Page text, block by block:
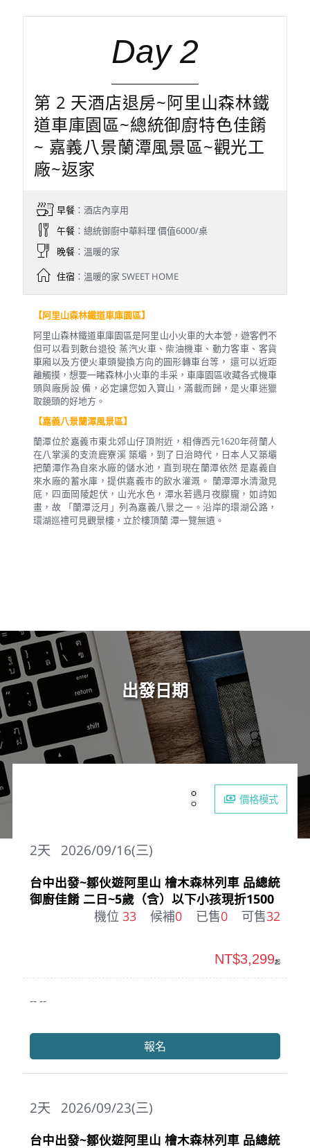
Day 2
第 2 天酒店退房~阿里山森林鐵
道車庫園區~總統御廚特色佳餚
~ 嘉義八景蘭潭風景區~觀光工
廠~返家
早餐：酒店內享用
午餐：總統御廚中華料理 價值6000/桌
晚餐：溫暖的家
住宿：溫暖的家 SWEET HOME
【阿里山森林鐵道車庫園區】
阿里山森林鐵道車庫園區是阿里山小火車的大本營，遊客們不
但可以看到數台退役 蒸汽火車、柴油機車、動力客車、客貨
車廂以及方便火車頭變換方向的圓形轉車台等， 還可以近距
離觸摸，想要一睹森林小火車的丰采，車庫園區收藏各式機車
頭與廠房設 備，必定讓您如入寶山，滿載而歸，是火車迷獵
取鏡頭的好地方。
【嘉義八景蘭潭風景區】
蘭潭位於嘉義市東北郊山仔頂附近，相傳西元1620年荷蘭人
在八掌溪的支流鹿寮溪 築壩，到了日治時代，日本人又築壩
把蘭潭作為自來水廠的儲水池，直到現在蘭潭依然 是嘉義自
來水廠的蓄水庫，提供嘉義市的飲水灌溉。 蘭潭潭水清澈見
底，四面岡陵起伏，山光水色，潭水若遇月夜朦朧，如詩如
畫，故 「蘭潭泛月」列為嘉義八景之一。沿岸的環湖公路，
環湖巡禮可見觀景樓，立於樓頂蘭 潭一覽無遺。
出發日期
價格模式
2026/09/16(三)
2天
台中出發~鄒伙遊阿里山 檜木森林列車 品總統
御廚佳餚 二日~5歲（含）以下小孩現折1500
機位 33 候補0 已售0 可售32
-- --
NT$3,299起
報名
2026/09/23(三)
2天
台中出發~鄒伙遊阿里山 檜木森林列車 品總統